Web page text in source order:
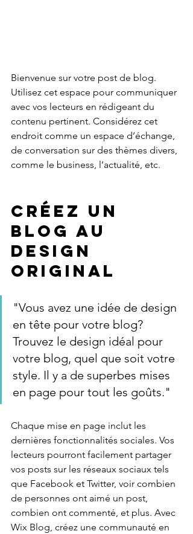
Bienvenue sur votre post de blog.
Utilisez cet espace pour communiquer
avec vos lecteurs en rédigeant du
contenu pertinent. Considérez cet
endroit comme un espace d’échange,
de conversation sur des thèmes divers,
comme le business, l’actualité, etc.
Créez un
blog au
design
original
"Vous avez une idée de design
en tête pour votre blog?
Trouvez le design idéal pour
votre blog, quel que soit votre
style. Il y a de superbes mises
en page pour tout les goûts."
Chaque mise en page inclut les
dernières fonctionnalités sociales. Vos
lecteurs pourront facilement partager
vos posts sur les réseaux sociaux tels
que Facebook et Twitter, voir combien
de personnes ont aimé un post,
combien ont commenté, et plus. Avec
Wix Blog, créez une communauté en